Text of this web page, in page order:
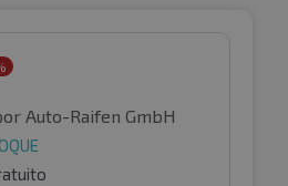
Auto-Raifen GmbH